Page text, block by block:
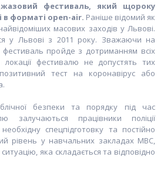
фестиваль, який щороку
в форматі open-air. Раніше відомий як
масових заходів у Львові.
у Львові з 2011 року. Зважаючи на
фестиваль пройде з дотриманням всіх
фестивалю не допустять тих
тест на коронавірус або
безпеки та порядку під час
залучаються працівники поліції
спецпідготовку та постійно
рівень у навчальних закладах МВС,
яка складається та відповідно